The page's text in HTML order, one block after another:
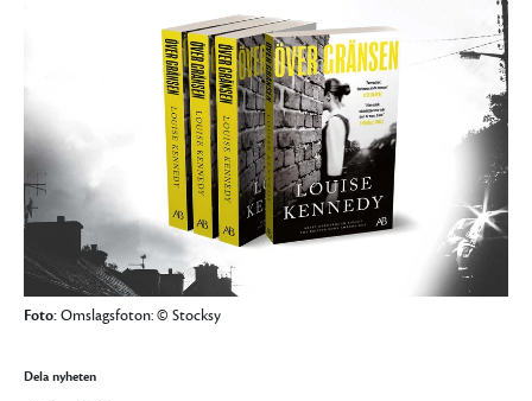
Foto:Omslagsfoton: © Stocksy
Dela nyheten